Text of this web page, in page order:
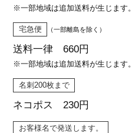
※一部地域は追加送料が生じます。
宅急便 （一部離島を除く）
送料一律 660円
※一部地域は追加送料が生じます。
名刺200枚まで
ネコポス 230円
お客様名で発送します。